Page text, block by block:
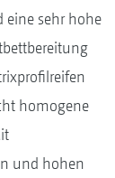
sehr hohe
homogene
und hohen